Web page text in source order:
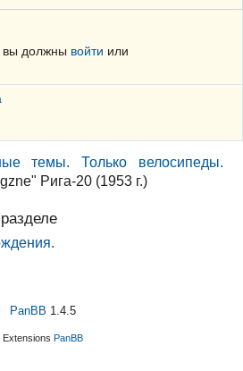
вы должны войти или
темы. Только велосипеды.
Рига-20 (1953 г.)
PanBB 1.4.5
Extensions PanBB